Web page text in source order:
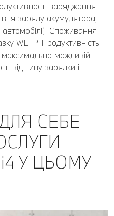
заряджання
заряду акумулятора,
Споживання
WLTP. Продуктивність
можливій
від типу зарядки і
СЕБЕ
i4 У ЦЬОМУ